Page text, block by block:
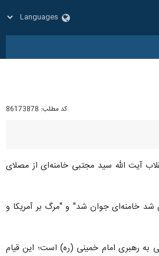
کد مطلب: 86173878
آیت الله سید مجتبی خامنه‌ای از مصلای
شد خامنه‌ای جوان شد" و "مرگ بر آمریکا و
در سال ۱۳۴۲ و تجلی اراده‌ای برخاسته از نهضت اسلامی به رهبری امام خمینی (ره) است؛ این قیام